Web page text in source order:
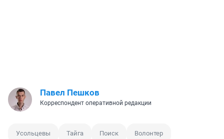
Павел Пешков
Корреспондент оперативной редакции
Усольцевы Тайга Поиск Волонтер